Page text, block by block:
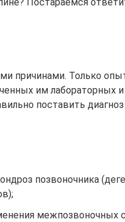
причинами. Только
им лабораторных и
поставить диагноз
позвоночника
межпозвоночных